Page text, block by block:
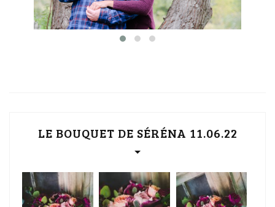
LE BOUQUET DE SÉRÉNA 11.06.22